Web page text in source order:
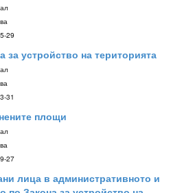
29
за устройство на територията
31
площи
27
лица в административното и